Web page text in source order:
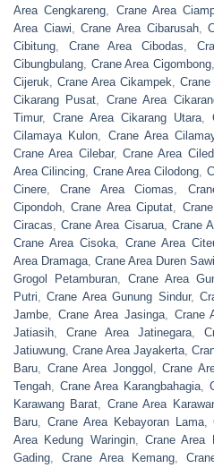
Area Cengkareng, Crane Area
Area Ciawi,Crane Area Cibarusah,
Cibitung, Crane Area Cibodas,
Cibungbulang, Crane Area Cigombong,
Cijeruk,Crane Area Cikampek,
Cikarang Pusat, Crane Area
Timur, Crane Area Cikarang Utara,
Cilamaya Kulon, Crane Area
Crane Area Cilebar,Crane Area
Area Cilincing, Crane Area Cilodong,
Cinere,Crane Area Ciomas,
Cipondoh,Crane Area Ciputat,
Ciracas,Crane Area Cisarua, Crane
Crane Area Cisoka, Crane Area
Area Dramaga, Crane Area Duren
Grogol Petamburan, Crane Area
Putri,Crane Area Gunung Sindur,
Jambe, Crane Area Jasinga, Crane
Jatiasih, Crane Area Jatinegara,
Jatiuwung,Crane Area Jayakerta,
Baru, Crane Area Jonggol ,Crane
Tengah, Crane Area Karangbahagia,
Karawang Barat, Crane Area
Baru, Crane Area Kebayoran Lama,
Area Kedung Waringin,Crane Area
Gading, Crane Area Kemang,